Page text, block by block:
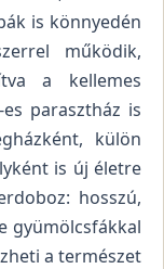
is könnyedén
működik,
a kellemes
parasztház is
külön
is új életre
hosszú,
gyümölcsfákkal
a természet